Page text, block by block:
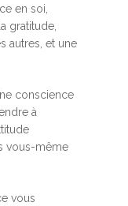
en soi,
gratitude,
autres, et une
conscience
à
vous-même
vous